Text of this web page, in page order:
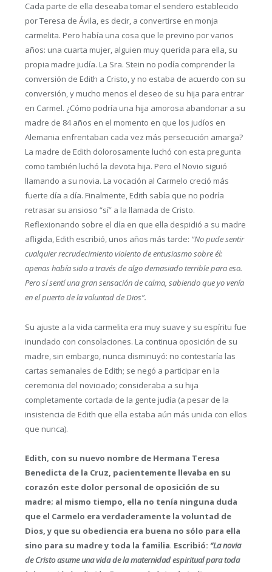
Cada parte de ella deseaba tomar el sendero establecido
por Teresa de Ávila, es decir, a convertirse en monja
carmelita. Pero había una cosa que le previno por varios
años: una cuarta mujer, alguien muy querida para ella, su
propia madre judía. La Sra. Stein no podía comprender la
conversión de Edith a Cristo, y no estaba de acuerdo con su
conversión, y mucho menos el deseo de su hija para entrar
en Carmel. ¿Cómo podría una hija amorosa abandonar a su
madre de 84 años en el momento en que los judíos en
Alemania enfrentaban cada vez más persecución amarga?
La madre de Edith dolorosamente luchó con esta pregunta
como también luchó la devota hija. Pero el Novio siguió
llamando a su novia. La vocación al Carmelo creció más
fuerte día a día. Finalmente, Edith sabía que no podría
retrasar su ansioso “sí” a la llamada de Cristo.
Reflexionando sobre el día en que ella despidió a su madre
afligida, Edith escribió, unos años más tarde: “No pude sentir
cualquier recrudecimiento violento de entusiasmo sobre él:
apenas había sido a través de algo demasiado terrible para eso.
Pero sí sentí una gran sensación de calma, sabiendo que yo venía
en el puerto de la voluntad de Dios”.
Su ajuste a la vida carmelita era muy suave y su espíritu fue
inundado con consolaciones. La continua oposición de su
madre, sin embargo, nunca disminuyó: no contestaría las
cartas semanales de Edith; se negó a participar en la
ceremonia del noviciado; consideraba a su hija
completamente cortada de la gente judía (a pesar de la
insistencia de Edith que ella estaba aún más unida con ellos
que nunca).
Edith, con su nuevo nombre de Hermana Teresa
Benedicta de la Cruz, pacientemente llevaba en su
corazón este dolor personal de oposición de su
madre; al mismo tiempo, ella no tenía ninguna duda
que el Carmelo era verdaderamente la voluntad de
Dios, y que su obediencia era buena no sólo para ella
sino para su madre y toda la familia. Escribió: “La novia
de Cristo asume una vida de la maternidad espiritual para toda